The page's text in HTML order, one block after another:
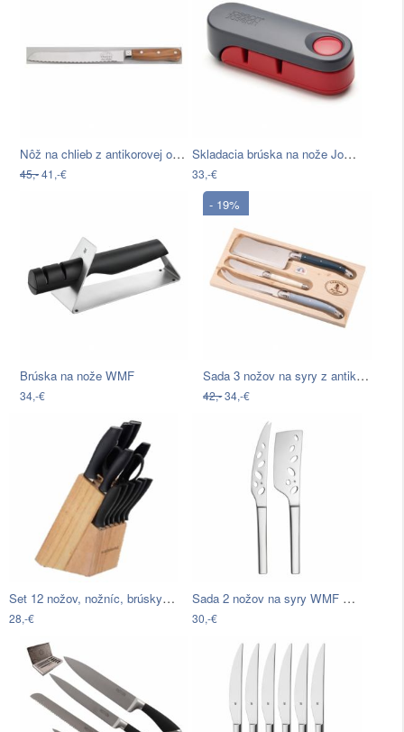
Nôž na chlieb z antikorovej ocele Jean…
45,-41,-€
Skladacia brúska na nože Joseph Joseph…
33,-€
Brúska na nože WMF
34,-€
- 19%
Sada 3 nožov na syry z antikoro ocele v…
42,-34,-€
Set 12 nožov, nožníc, brúsky a…
28,-€
Sada 2 nožov na syry WMF Nuova
30,-€